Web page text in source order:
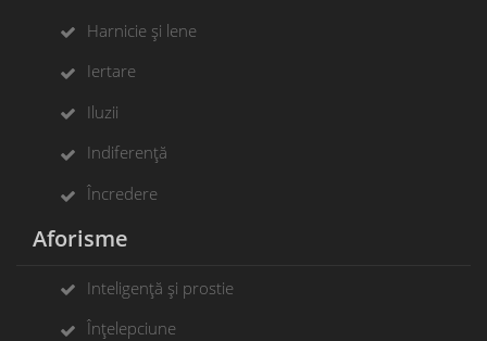
Harnicie și lene
Iertare
Iluzii
Indiferență
Încredere
Aforisme
Inteligență și prostie
Înțelepciune